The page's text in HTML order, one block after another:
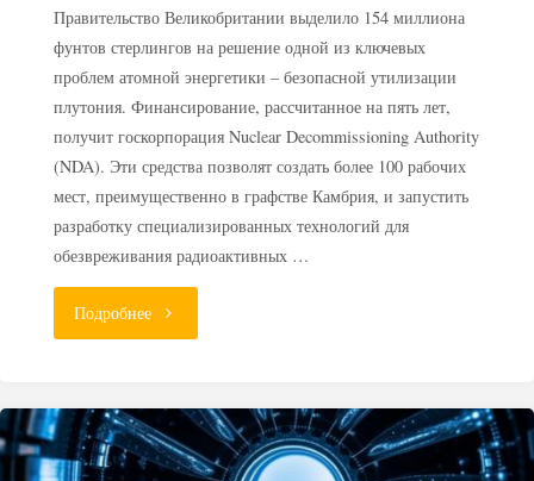
Правительство Великобритании выделило 154 миллиона
фунтов стерлингов на решение одной из ключевых
проблем атомной энергетики – безопасной утилизации
плутония. Финансирование, рассчитанное на пять лет,
получит госкорпорация Nuclear Decommissioning Authority
(NDA). Эти средства позволят создать более 100 рабочих
мест, преимущественно в графстве Камбрия, и запустить
разработку специализированных технологий для
обезвреживания радиоактивных …
Подробнее"На
к
ПГЗРО: